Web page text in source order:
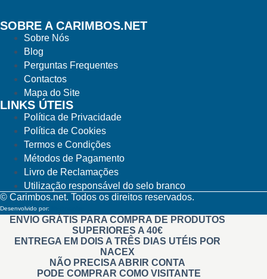
SOBRE A CARIMBOS.NET
Sobre Nós
Blog
Perguntas Frequentes
Contactos
Mapa do Site
LINKS ÚTEIS
Política de Privacidade
Política de Cookies
Termos e Condições
Métodos de Pagamento
Livro de Reclamações
Utilização responsável do selo branco
© Carimbos.net. Todos os direitos reservados.
Desenvolvido por:
ENVIO GRÁTIS PARA COMPRA DE PRODUTOS
SUPERIORES A 40€
ENTREGA EM DOIS A TRÊS DIAS UTÉIS POR
NACEX
NÃO PRECISA ABRIR CONTA
PODE COMPRAR COMO VISITANTE